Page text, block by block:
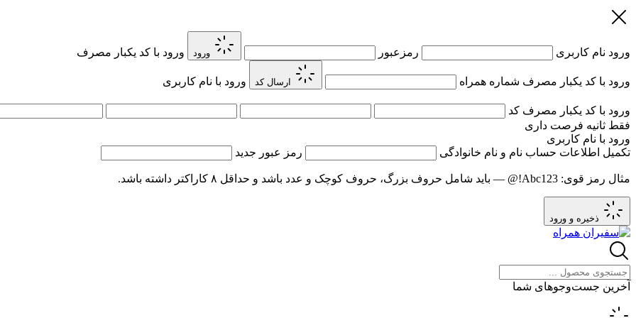
ورود نام کاربری رمزعبور ورود ورود با کد یکبار مصرف
ورود با کد یکبار مصرف شماره همراه ارسال کد ورود با نام کاربری
ورود با کد یکبار مصرف کد
فقط ثانیه فرصت داری
ورود با نام کاربری
تکمیل اطلاعات حساب نام و نام خانوادگی رمز عبور جدید
مثال رمز قوی: Abc123!@ — باید شامل حروف بزرگ، حروف کوچک و عدد باشد و حداقل ۸ کاراکتر داشته باشد.
ذخیره و ورود
آخرین جست‌وجوهای شما